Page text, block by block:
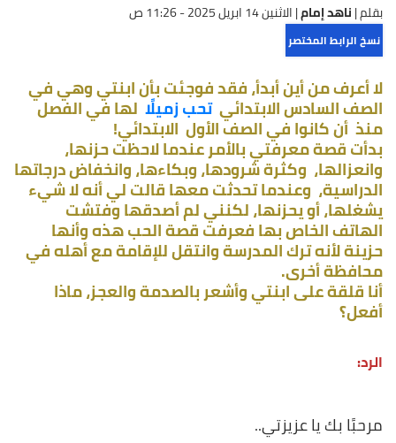
بقلم |ناهد إمام|الاثنين 14 ابريل 2025 - 11:26 ص
نسخ الرابط المختصر
لا أعرف من أين أبدأ، فقد فوجئت بأن ابنتي وهي في
الصف السادس الابتدائيتحب زميلًا لها في الفصل
منذ أن كانوا في الصف الأول الابتدائي!
بدأت قصة معرفتي بالأمر عندما لاحظت حزنها،
وانعزالها، وكثرة شرودها، وبكاءها، وانخفاض درجاتها
الدراسية، وعندما تحدثت معها قالت لي أنه لا شيء
يشغلها، أو يحزنها، لكنني لم أصدقها وفتشت
الهاتف الخاص بها فعرفت قصة الحب هذه وأنها
حزينة لأنه ترك المدرسة وانتقل للإقامة مع أهله في
محافظة أخرى.
أنا قلقة على ابنتي وأشعر بالصدمة والعجز، ماذا
أفعل؟
الرد:
مرحبًا بك يا عزيزتي..